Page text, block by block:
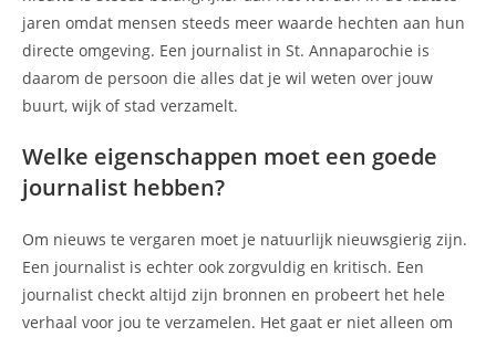
jaren omdat mensen steeds meer waarde hechten aan hun
directe omgeving. Een journalist in St. Annaparochie is
daarom de persoon die alles dat je wil weten over jouw
buurt, wijk of stad verzamelt.
Welke eigenschappen moet een goede
journalist hebben?
Om nieuws te vergaren moet je natuurlijk nieuwsgierig zijn.
Een journalist is echter ook zorgvuldig en kritisch. Een
journalist checkt altijd zijn bronnen en probeert het hele
verhaal voor jou te verzamelen. Het gaat er niet alleen om